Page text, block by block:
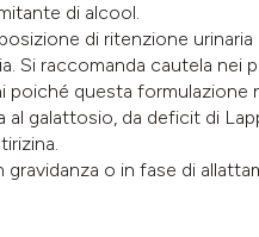
di alcool.
di ritenzione
Si raccomanda cautela
poiché questa
al galattosio, da deficit di
o in fase di